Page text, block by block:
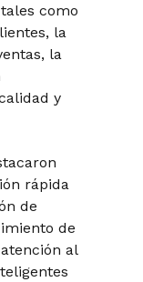
como
la
la
y
rápida
de
de
al